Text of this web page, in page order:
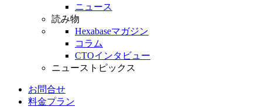
ニュース
読み物
Hexabaseマガジン
コラム
CTOインタビュー
ニューストピックス
お問合せ
料金プラン